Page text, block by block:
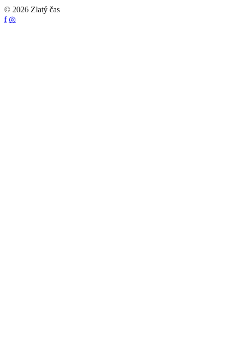
© 2026 Zlatý čas
f ◎